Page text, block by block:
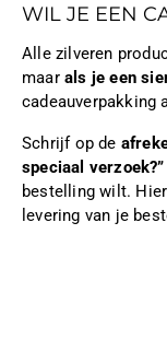
WIL JE EEN
Alle zilveren
maar als je een
cadeauverpakking
Schrijf op de
speciaal verzoek?”
bestelling wilt.
levering van je